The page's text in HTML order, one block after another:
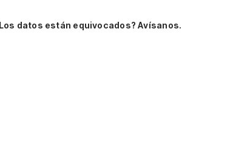
datos están equivocados? Avísanos.